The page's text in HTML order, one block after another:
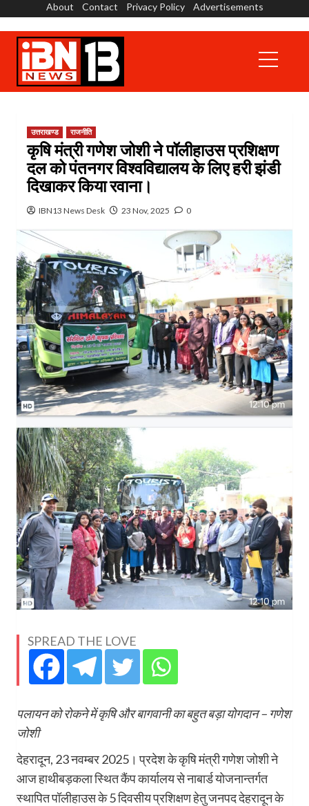
content
About Contact Privacy Policy Advertisements
Menu
उत्तराखण्ड राजनीति
कृषि मंत्री गणेश जोशी ने पॉलीहाउस प्रशिक्षण
दल को पंतनगर विश्वविद्यालय के लिए हरी झंडी
दिखाकर किया रवाना।
IBN13 News Desk 23 Nov, 2025 0
SPREAD THE LOVE
पलायन को रोकने में कृषि और बागवानी का बहुत बड़ा योगदान – गणेश
जोशी
देहरादून, 23 नवम्बर 2025। प्रदेश के कृषि मंत्री गणेश जोशी ने
आज हाथीबड़कला स्थित कैंप कार्यालय से नाबार्ड योजनान्तर्गत
स्थापित पॉलीहाउस के 5 दिवसीय प्रशिक्षण हेतु जनपद देहरादून के